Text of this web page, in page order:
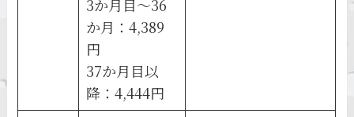
3か月目～36
か月：4,389
円
37か月目以
降：4,444円